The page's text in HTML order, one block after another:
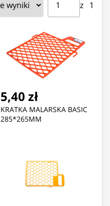
z ⁨1⁩
5,40 zł
KRATKA MALARSKA BASIC
285*265MM